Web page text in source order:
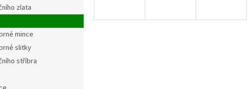
zlata
mince
slitky
stříbra